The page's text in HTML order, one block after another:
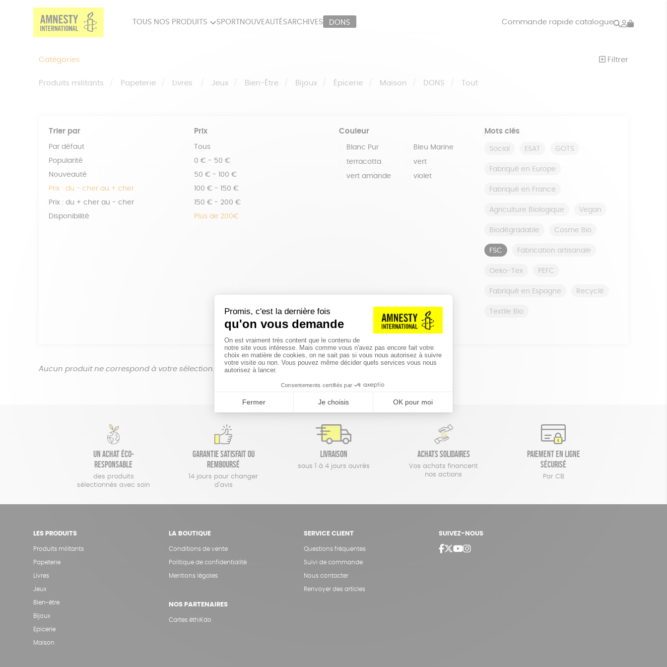
TOUS NOS PRODUITS SPORT NOUVEAUTÉSARCHIVES DONS Commande rapide catalogue Rechercher
Mon
Catégories Filtrer
Produits militants Papeterie Livres Jeux Bien-Être Bijoux Épicerie Maison DONS Tout
Trier par
Par défaut
Popularité
Nouveauté
Prix : du - cher au + cher
Prix : du + cher au - cher
Disponibilité
Prix
Tous
0 € - 50 €
50 € - 100 €
100 € - 150 €
150 € - 200 €
Plus de 200€
Couleur
Blanc Pur Bleu Marine
terracotta vert
vert amande violet
Mots clés
Social ESAT GOTS
Fabriqué en Europe
Fabriqué en France
Agriculture Biologique Vegan
Biodégradable Cosme Bio
FSC Fabrication artisanale
Oeko-Tex PEFC
Fabriqué en Espagne Recyclé
Textile Bio
réinitialiser les filtres
Aucun produit ne correspond à votre sélection.
Un achat éco-
responsable
des produits
sélectionnés avec soin
Garantie satisfait ou
remboursé
14 jours pour changer
d'avis
Livraison
sous 1 à 4 jours ouvrés
Achats solidaires
Vos achats financent
nos actions
Paiement en ligne
sécurisé
Par CB
LES PRODUITS
Produits militants
Papeterie
Livres
Jeux
Bien-être
Bijoux
Epicerie
Maison
LA BOUTIQUE
Conditions de vente
Politique de confidentialité
Mentions légales
NOS PARTENAIRES
Cartes éthiKdo
SERVICE CLIENT
Questions fréquentes
Suivi de commande
Nous contacter
Renvoyer des articles
SUIVEZ-NOUS